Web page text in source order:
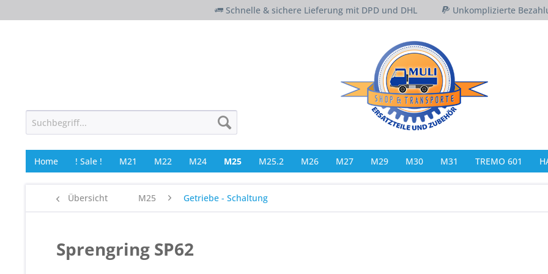
Schnelle & sichere Lieferung mit DPD und DHL Unkomplizierte
Home ! Sale ! M21 M22 M24 M25 M25.2 M26 M27 M29 M30 M31 TREMO 601
Übersicht M25 Getriebe - Schaltung
Sprengring SP62